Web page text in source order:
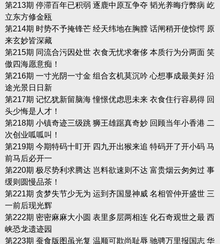
第213期 停滞百年已积弱 逐鹿中原互争夺 韬光养晦疗弊病 屹
立东方修金瓯
第214期 时势不予掩锋芒 经天纬地在胸膛 话闸稍开使惊愕 原
来玄妙皆深藏
第215期 同流合污因处世 衣食无忧求奢侈 本质行为分两面 笑
傲四海愿意痴！
第216期 一寸光阴一寸金 组合玄机莫沉吟 心想事成最美好 沿
途光景日日新
第217期 记忆犹新留脑海 憧憬优虑思未来 衣食住行容易得 回
头少悔是人才！
第218期 小镇奇迹三级跳 狮王雄踞真奇妙 回顾当年小香港 二
次创业呱呱叫！
第219期 今期特码十盯开 四九开出猴来追 特码开了开小码 马
前马后必开一
第220期 极尽势利求腾达 岂料欲速则不达 富贵烟云匆匆过 事
缓则圆慢品茶！
第221期 贪梦失节少无为 运到齐国显神威 名相管仲开盛世 三
一前后现光辉
第222期 密密麻麻大小圆 表里多层两相连 化石奇观世之最 西
峡恐龙遗迹园
第223期 蚕食版图虽光复 温顺可欺尚耻辱 驰骋万里报国志 华